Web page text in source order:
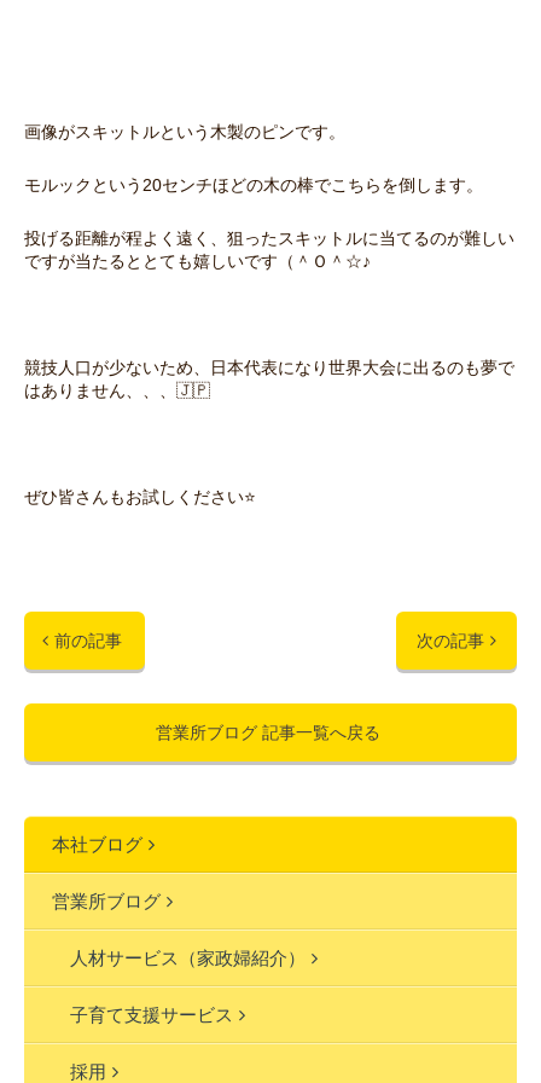
画像がスキットルという木製のピンです。
モルックという20センチほどの木の棒でこちらを倒します。
投げる距離が程よく遠く、狙ったスキットルに当てるのが難しい
ですが当たるととても嬉しいです（＾Ｏ＾☆♪
競技人口が少ないため、日本代表になり世界大会に出るのも夢で
はありません、、、🇯🇵
ぜひ皆さんもお試しください⭐️
前の記事 次の記事
営業所ブログ 記事一覧へ戻る
本社ブログ
営業所ブログ
人材サービス（家政婦紹介）
子育て支援サービス
採用